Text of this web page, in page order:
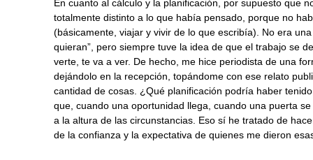
En cuanto al cálculo y la planificación, por supuesto que
totalmente distinto a lo que había pensado, porque no
(básicamente, viajar y vivir de lo que escribía). No era
quieran”, pero siempre tuve la idea de que el trabajo se
verte, te va a ver. De hecho, me hice periodista de una
dejándolo en la recepción, topándome con ese relato
cantidad de cosas. ¿Qué planificación podría haber
que, cuando una oportunidad llega, cuando una puerta
a la altura de las circunstancias. Eso sí he tratado de
de la confianza y la expectativa de quienes me dieron